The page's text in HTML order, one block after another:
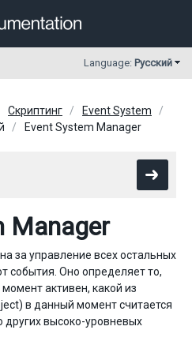
Language: Русский
Скриптинг
Event System
Event System Manager
Manager
за управление всех остальных
события. Оно определяет то,
активен, какой из
в данный момент считается
высоко-уровневых